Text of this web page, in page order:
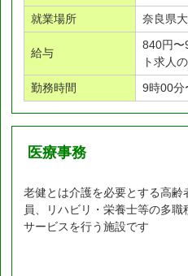
就業場所
奈良県
給与
840円〜
ト求人
勤務時間
9時00分
医療事務
老健とは介護を必要とする高
員、リハビリ・栄養士等の多
サービスを行う施設です